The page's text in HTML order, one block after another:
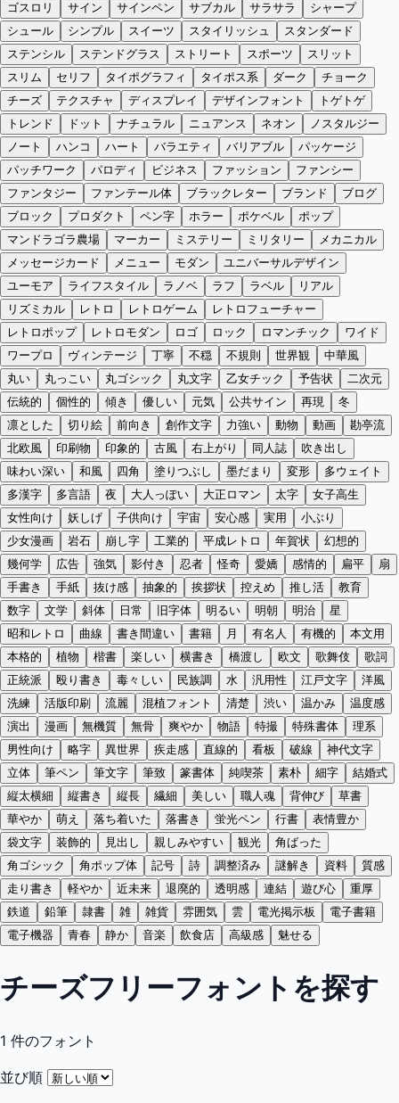
ゴスロリ
サイン サインペン サブカル サラサラ
シャープ
シュール
シンプル スイーツ スタイリッシュ
スタンダード
ステンシル
ステンドグラス ストリート スポーツ
スリット
スリム
セリフ タイポグラフィ タイポス系 ダーク
チョーク
チーズ
テクスチャ ディスプレイ デザインフォント
トゲトゲ
トレンド
ドット ナチュラル ニュアンス ネオン
ノスタルジー
ノート
ハンコ ハート バラエティ バリアブル
パッケージ
パッチワーク
パロディ ビジネス ファッション
ファンシー
ファンタジー
ファンテール体 ブラックレター ブランド
ブログ
ブロック
プロダクト ペン字 ホラー ポケベル
ポップ
マンドラゴラ農場
マーカー ミステリー ミリタリー
メカニカル
メッセージカード
メニュー モダン
ユニバーサルデザイン
ユーモア
ライフスタイル ラノベ ラフ ラベル
リアル
リズミカル
レトロ レトロゲーム
レトロフューチャー
レトロポップ
レトロモダン ロゴ ロック ロマンチック
ワイド
ワープロ
ヴィンテージ 丁寧 不穏 不規則 世界観
中華風
丸い
丸っこい 丸ゴシック 丸文字 乙女チック 予告状
二次元
伝統的
個性的 傾き 優しい 元気 公共サイン 再現
冬
凛とした
切り絵 前向き 創作文字 力強い 動物 動画
勘亭流
北欧風
印刷物 印象的 古風 右上がり 同人誌
吹き出し
味わい深い
和風 四角 塗りつぶし 墨だまり 変形
多ウェイト
多漢字
多言語 夜 大人っぽい 大正ロマン 太字
女子高生
女性向け
妖しげ 子供向け 宇宙 安心感 実用
小ぶり
少女漫画
岩石 崩し字 工業的 平成レトロ 年賀状
幻想的
幾何学
広告 強気 影付き 忍者 怪奇 愛嬌 感情的 扁平
扇
手書き
手紙 抜け感 抽象的 挨拶状 控えめ 推し活
教育
数字
文学 斜体 日常 旧字体 明るい 明朝 明治
星
昭和レトロ
曲線 書き間違い 書籍 月 有名人 有機的
本文用
本格的
植物 楷書 楽しい 横書き 橋渡し 欧文 歌舞伎
歌詞
正統派
殴り書き 毒々しい 民族調 水 汎用性 江戸文字
洋風
洗練
活版印刷 流麗 混植フォント 清楚 渋い 温かみ
温度感
演出
漫画 無機質 無骨 爽やか 物語 特撮 特殊書体
理系
男性向け
略字 異世界 疾走感 直線的 看板 破線
神代文字
立体
筆ペン 筆文字 筆致 篆書体 純喫茶 素朴 細字
結婚式
縦太横細
縦書き 縦長 繊細 美しい 職人魂 背伸び
草書
華やか
萌え 落ち着いた 落書き 蛍光ペン 行書
表情豊か
袋文字
装飾的 見出し 親しみやすい 観光
角ばった
角ゴシック
角ポップ体 記号 詩 調整済み 謎解き 資料
質感
走り書き
軽やか 近未来 退廃的 透明感 連結 遊び心
重厚
鉄道
鉛筆 隷書 雑 雑貨 雰囲気 雲 電光掲示板
電子書籍
電子機器
青春 静か 音楽 飲食店 高級感 魅せる
チーズフリーフォントを探す
1 件のフォント
並び順